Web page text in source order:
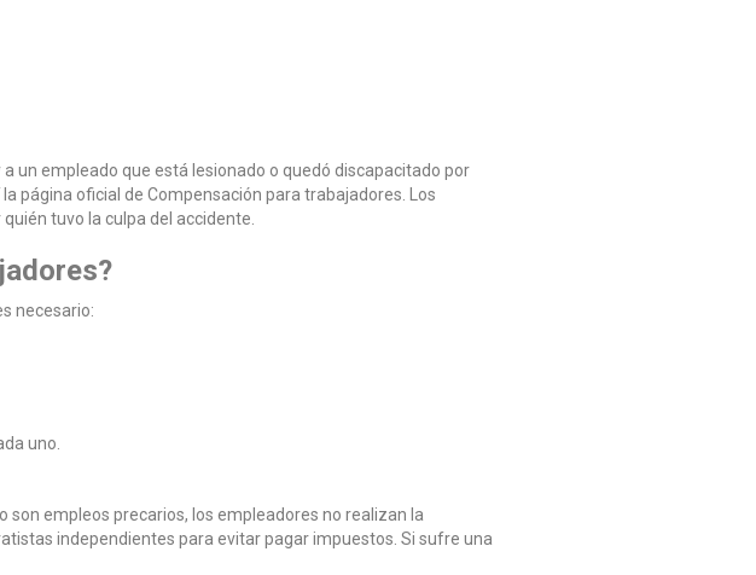
un empleado que está lesionado o quedó discapacitado por
página oficial de Compensación para trabajadores. Los
tuvo la culpa del accidente.
necesario:
uno.
son empleos precarios, los empleadores no realizan la
independientes para evitar pagar impuestos. Si sufre una